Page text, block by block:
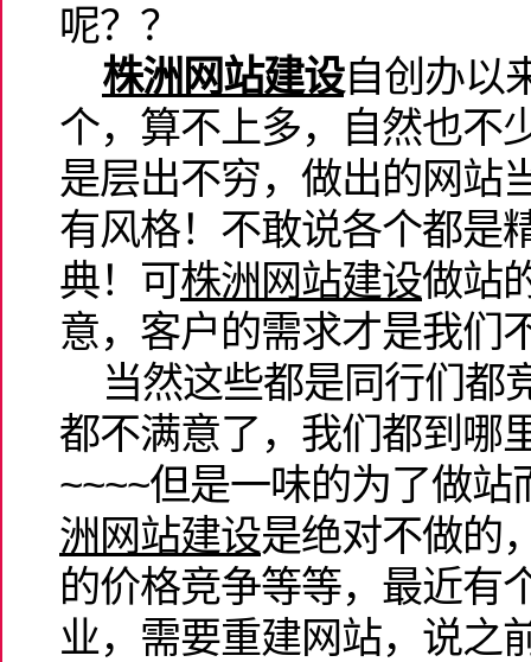
呢？？
株洲网站建设自创办以
个，算不上多，自然也不
是层出不穷，做出的网站
有风格！不敢说各个都是
典！可株洲网站建设做站
意，客户的需求才是我们
当然这些都是同行们都
都不满意了，我们都到哪
~~~~但是一味的为了做站
洲网站建设是绝对不做的
的价格竞争等等，最近有
业，需要重建网站，说之